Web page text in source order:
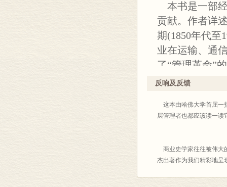
本书是一部
贡献。作者详
期(1850年代至
业在运输、通
了“管理革命”
代了市场这一“
或公共政策等
反响及反馈
这本由哈佛大学首屈一
层管理者也都应该读一读
商业史学家往往被伟大
杰出著作为我们精彩地呈